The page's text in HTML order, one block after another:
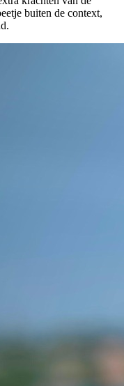
buiten de context,